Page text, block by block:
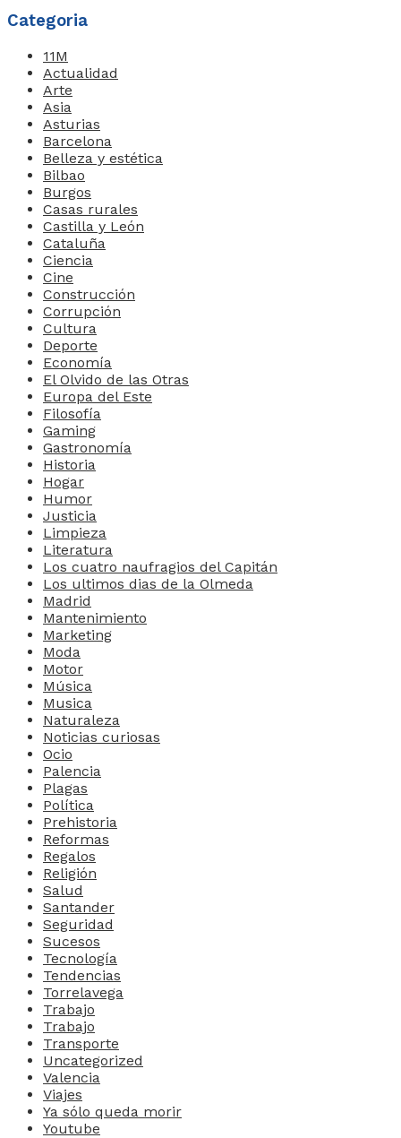
Categoria
11M
Actualidad
Arte
Asia
Asturias
Barcelona
Belleza y estética
Bilbao
Burgos
Casas rurales
Castilla y León
Cataluña
Ciencia
Cine
Construcción
Corrupción
Cultura
Deporte
Economía
El Olvido de las Otras
Europa del Este
Filosofía
Gaming
Gastronomía
Historia
Hogar
Humor
Justicia
Limpieza
Literatura
Los cuatro naufragios del Capitán
Los ultimos dias de la Olmeda
Madrid
Mantenimiento
Marketing
Moda
Motor
Música
Musica
Naturaleza
Noticias curiosas
Ocio
Palencia
Plagas
Política
Prehistoria
Reformas
Regalos
Religión
Salud
Santander
Seguridad
Sucesos
Tecnología
Tendencias
Torrelavega
Trabajo
Trabajo
Transporte
Uncategorized
Valencia
Viajes
Ya sólo queda morir
Youtube